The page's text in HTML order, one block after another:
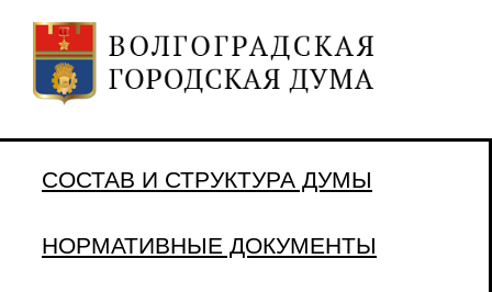
СОСТАВ И СТРУКТУРА ДУМЫ
НОРМАТИВНЫЕ ДОКУМЕНТЫ